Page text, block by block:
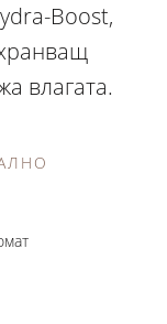
Boost,
влагата.